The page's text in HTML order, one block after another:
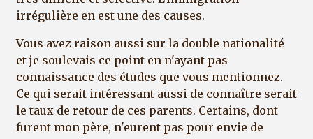
irrégulière en est une des causes.
Vous avez raison aussi sur la double nationalité
et je soulevais ce point en n'ayant pas
connaissance des études que vous mentionnez.
Ce qui serait intéressant aussi de connaître serait
le taux de retour de ces parents. Certains, dont
furent mon père, n'eurent pas pour envie de